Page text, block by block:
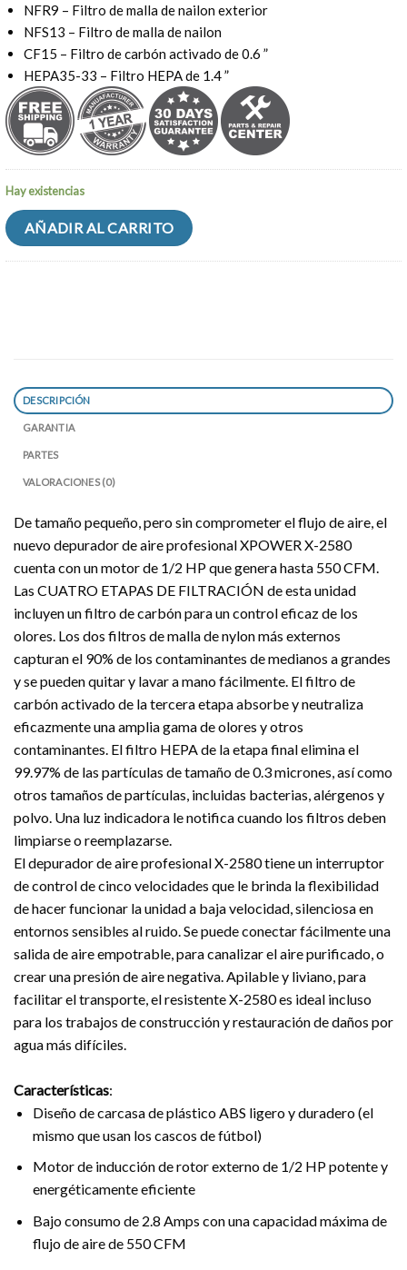
NFR9 – Filtro de malla de nailon exterior
NFS13 – Filtro de malla de nailon
CF15 – Filtro de carbón activado de 0.6 ”
HEPA35-33 – Filtro HEPA de 1.4 ”
Hay existencias
AÑADIR AL CARRITO
DESCRIPCIÓN
GARANTIA
PARTES
VALORACIONES (0)
De tamaño pequeño, pero sin comprometer el flujo de aire, el
nuevo depurador de aire profesional XPOWER X-2580
cuenta con un motor de 1/2 HP que genera hasta 550 CFM.
Las CUATRO ETAPAS DE FILTRACIÓN de esta unidad
incluyen un filtro de carbón para un control eficaz de los
olores. Los dos filtros de malla de nylon más externos
capturan el 90% de los contaminantes de medianos a grandes
y se pueden quitar y lavar a mano fácilmente. El filtro de
carbón activado de la tercera etapa absorbe y neutraliza
eficazmente una amplia gama de olores y otros
contaminantes. El filtro HEPA de la etapa final elimina el
99.97% de las partículas de tamaño de 0.3 micrones, así como
otros tamaños de partículas, incluidas bacterias, alérgenos y
polvo. Una luz indicadora le notifica cuando los filtros deben
limpiarse o reemplazarse.
El depurador de aire profesional X-2580 tiene un interruptor
de control de cinco velocidades que le brinda la flexibilidad
de hacer funcionar la unidad a baja velocidad, silenciosa en
entornos sensibles al ruido. Se puede conectar fácilmente una
salida de aire empotrable, para canalizar el aire purificado, o
crear una presión de aire negativa. Apilable y liviano, para
facilitar el transporte, el resistente X-2580 es ideal incluso
para los trabajos de construcción y restauración de daños por
agua más difíciles.
Características:
Diseño de carcasa de plástico ABS ligero y duradero (el
mismo que usan los cascos de fútbol)
Motor de inducción de rotor externo de 1/2 HP potente y
energéticamente eficiente
Bajo consumo de 2.8 Amps con una capacidad máxima de
flujo de aire de 550 CFM